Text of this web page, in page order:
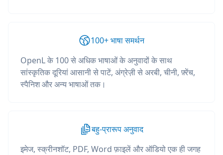
100+ भाषा समर्थन
OpenL के 100 से अधिक भाषाओं के अनुवादों के साथ
सांस्कृतिक दूरियां आसानी से पाटें, अंग्रेज़ी से अरबी, चीनी, फ़्रेंच,
स्पैनिश और अन्य भाषाओं तक।
बहु-प्रारूप अनुवाद
इमेज, स्क्रीनशॉट, PDF, Word फ़ाइलें और ऑडियो एक ही जगह